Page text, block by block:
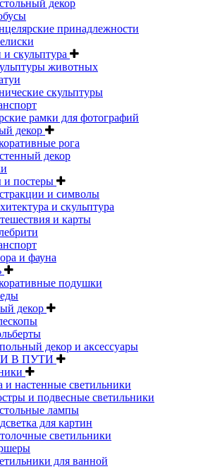
декор
принадлежности
скульптура
животных
скульптуры
рамки для фотографий
декор
рога
декор
постеры
и символы
и скульптура
и карты
и фауна
подушки
декор
декор и аксессуары
В ПУТИ
и настенные светильники
и подвесные светильники
лампы
для картин
светильники
для ванной